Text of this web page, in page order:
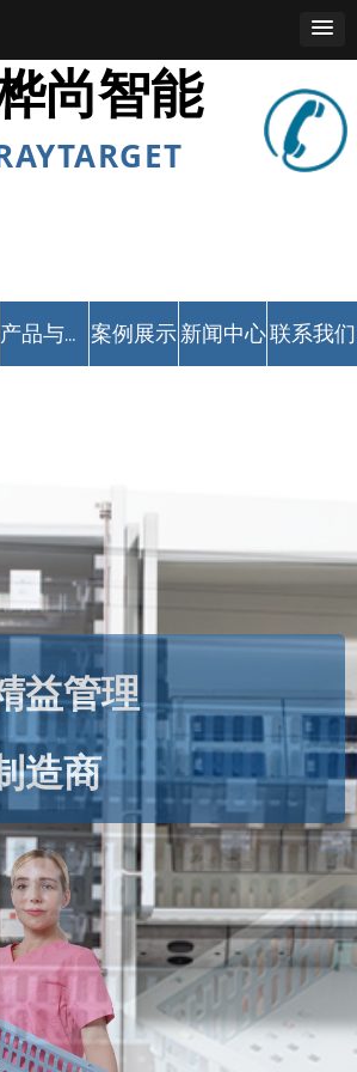
益管理
造商
医用装备
计领导者
尚智能
产品与服务 案例展示 新闻中心联系我们